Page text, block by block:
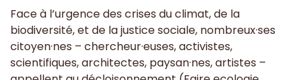
Face à l’urgence des crises du climat, de la
biodiversité, et de la justice sociale, nombreux·ses
citoyen·nes – chercheur·euses, activistes,
scientifiques, architectes, paysan·nes, artistes –